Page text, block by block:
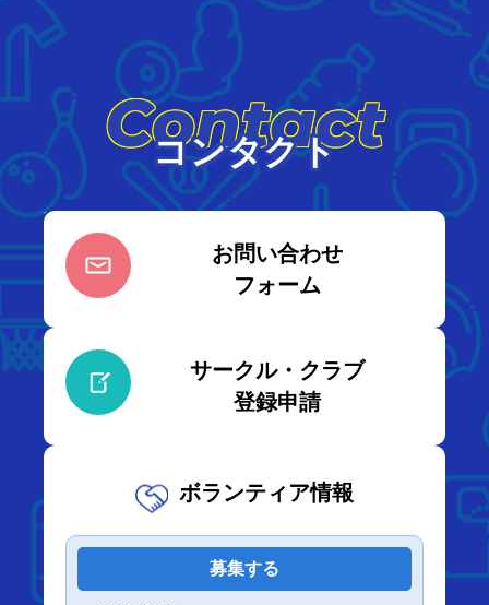
Contact
コンタクト
お問い合わせ
フォーム
サークル・クラブ
登録申請
ボランティア情報
募集する